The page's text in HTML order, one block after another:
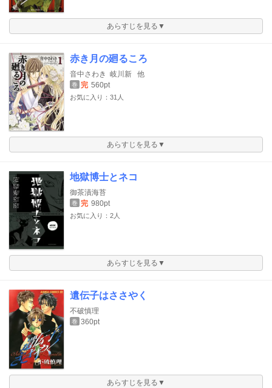
あらすじを見る▼
赤き月の廻るころ
音中さわき 岐川新 他
巻 完 560pt
お気に入り：31人
あらすじを見る▼
地獄博士とネコ
御茶漬海苔
巻 完 980pt
お気に入り：2人
あらすじを見る▼
遺伝子はささやく
不破慎理
巻 360pt
あらすじを見る▼